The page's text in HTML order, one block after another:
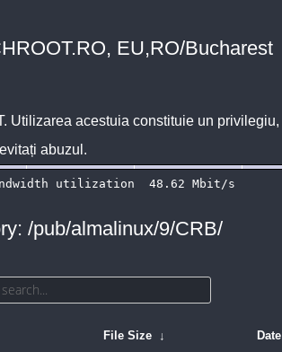
EU,RO/Bucharest
. Utilizarea acestuia constituie un
abuzul.
/pub/almalinux/9/CRB/
File Size ↓ Date